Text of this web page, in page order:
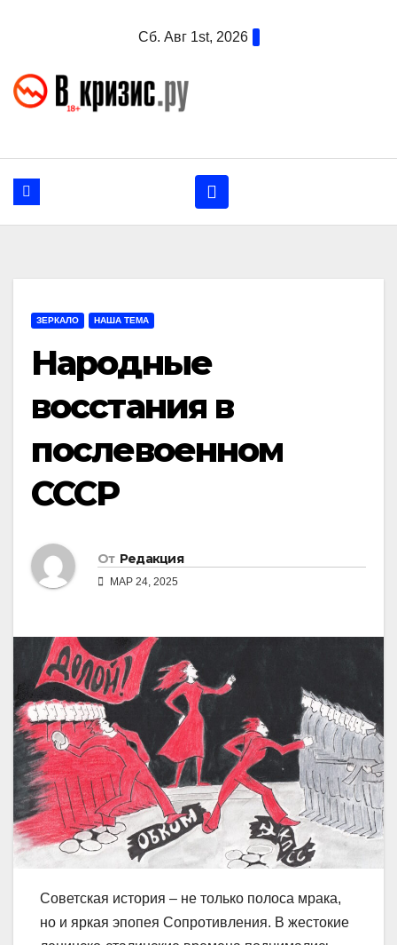
Сб. Авг 1st, 2026
ЗЕРКАЛО НАША ТЕМА
Народные
восстания в
послевоенном
СССР
От Редакция
МАР 24, 2025
Советская история – не только полоса мрака,
но и яркая эпопея Сопротивления. В жестокие